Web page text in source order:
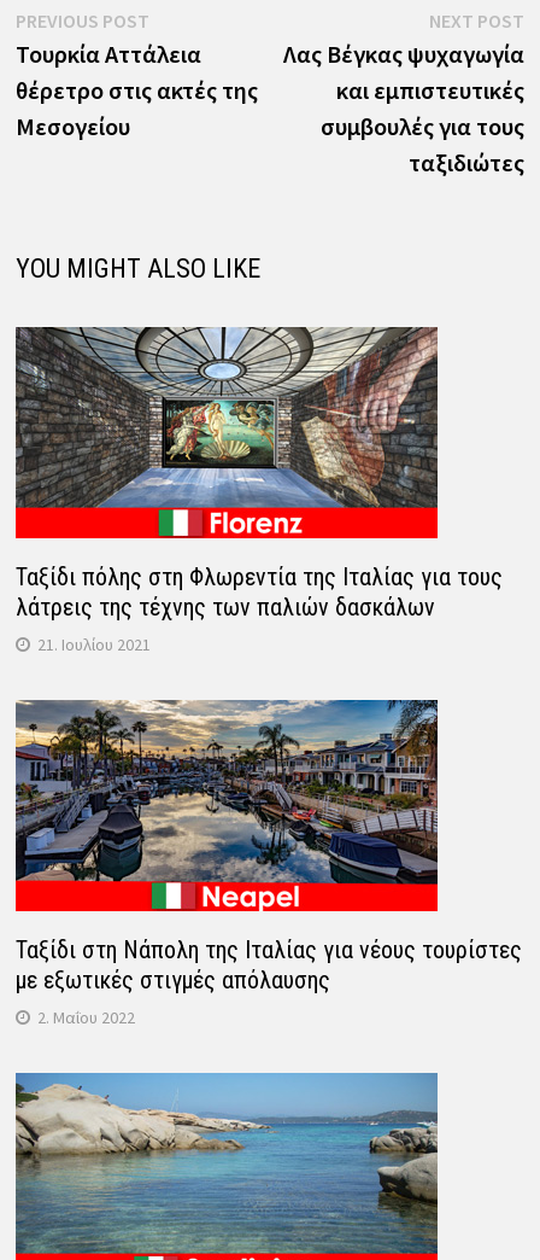
Πλοήγηση
άρθρων
PREVIOUS POSTPrevious
post:
Τουρκία Αττάλεια
θέρετρο στις ακτές της
Μεσογείου
NEXT POST
Λας Βέγκας ψυχαγωγία
και εμπιστευτικές
συμβουλές για τους
ταξιδιώτες
YOU MIGHT ALSO LIKE
Ταξίδι πόλης στη Φλωρεντία της Ιταλίας για τους
λάτρεις της τέχνης των παλιών δασκάλων
21. Ιουλίου 2021
Ταξίδι στη Νάπολη της Ιταλίας για νέους τουρίστες
με εξωτικές στιγμές απόλαυσης
2. Μαΐου 2022